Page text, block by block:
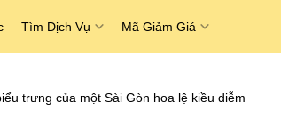
Tìm Dịch Vụ Mã Giảm Giá
trưng của một Sài Gòn hoa lệ kiều diễm